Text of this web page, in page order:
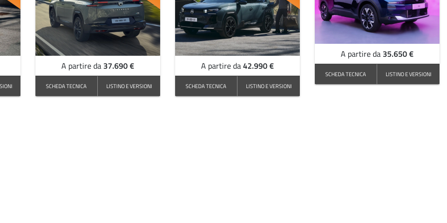
A partire da 37.690 €
SCHEDA TECNICA LISTINO E VERSIONI
A partire da42.990 €
SCHEDA TECNICA LISTINO E VERSIONI
A partire da 35.650 €
SCHEDA TECNICA LISTINO E VERSIONI